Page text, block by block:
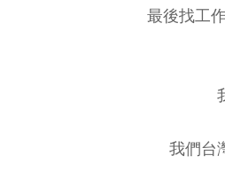
最後找工
我們台